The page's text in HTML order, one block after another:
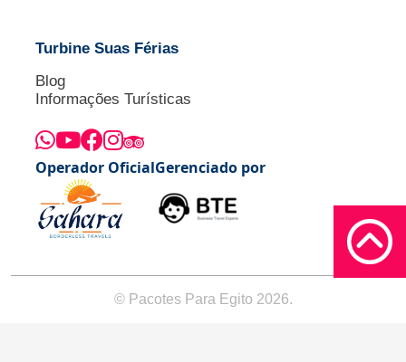
Turbine Suas Férias
Blog
Informações Turísticas
Operador OficialGerenciado por
© Pacotes Para Egito 2026.